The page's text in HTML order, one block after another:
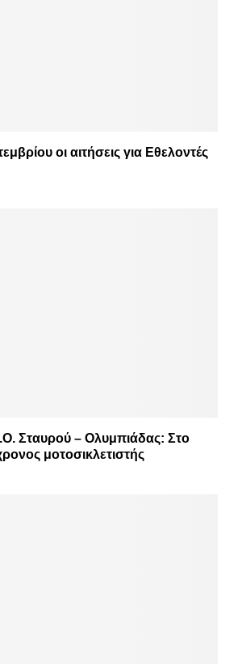
οι αιτήσεις για Εθελοντές
Σταυρού – Ολυμπιάδας: Στο
μοτοσικλετιστής